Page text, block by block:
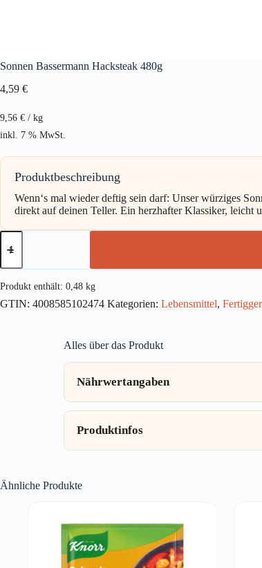
Sonnen Bassermann Hacksteak 480g
4,59 €
9,56 € / kg
inkl. 7 % MwSt.
Produktbeschreibung
Wenn‘s mal wieder deftig sein darf: Unser würziges
direkt auf deinen Teller. Ein herzhafter Klassiker, leicht
Sonnen
Bassermann
480g
Menge
Produkt enthält: 0,48 kg
GTIN: 4008585102474 Kategorien: Lebensmittel,
Alles über das Produkt
Nährwertangaben
Produktinfos
Ähnliche Produkte